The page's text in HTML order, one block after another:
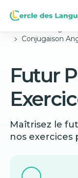
Conjugaison
Futur
Maîtrisez le
nos exercices